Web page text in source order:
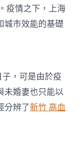
疫情之下，上海
城市效能的基礎
，可是由於疫
未婚妻也只能以
分辨了新竹 高血